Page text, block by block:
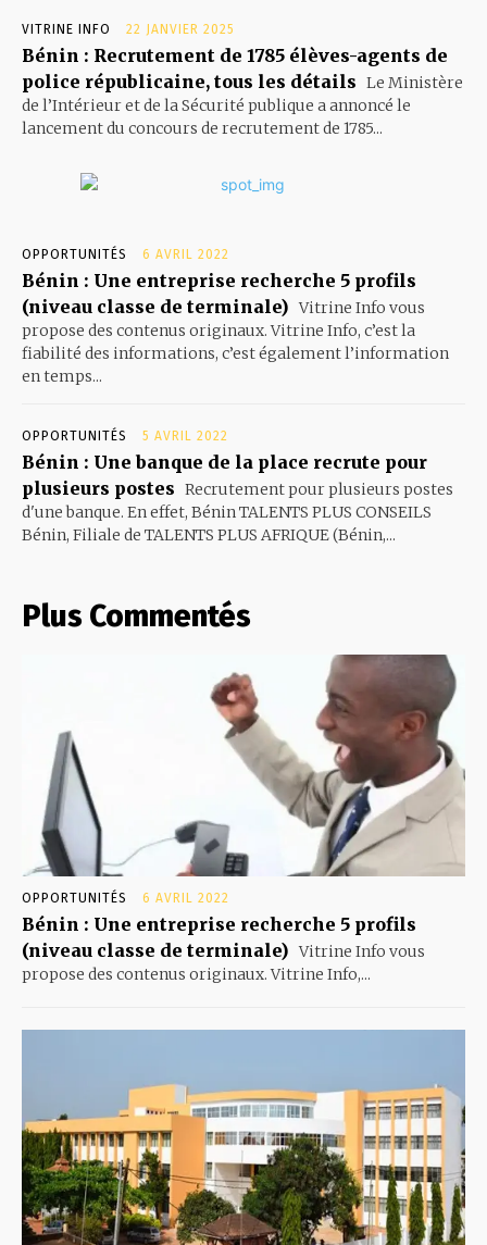
VITRINE INFO 22 JANVIER 2025
Bénin : Recrutement de 1785 élèves-agents de
police républicaine, tous les détails Le Ministère
de l’Intérieur et de la Sécurité publique a annoncé le
lancement du concours de recrutement de 1785...
OPPORTUNITÉS 6 AVRIL 2022
Bénin : Une entreprise recherche 5 profils
(niveau classe de terminale) Vitrine Info vous
propose des contenus originaux. Vitrine Info, c’est la
fiabilité des informations, c’est également l’information
en temps...
OPPORTUNITÉS 5 AVRIL 2022
Bénin : Une banque de la place recrute pour
plusieurs postes Recrutement pour plusieurs postes
d'une banque. En effet, Bénin TALENTS PLUS CONSEILS
Bénin, Filiale de TALENTS PLUS AFRIQUE (Bénin,...
Plus Commentés
OPPORTUNITÉS 6 AVRIL 2022
Bénin : Une entreprise recherche 5 profils
(niveau classe de terminale) Vitrine Info vous
propose des contenus originaux. Vitrine Info,...